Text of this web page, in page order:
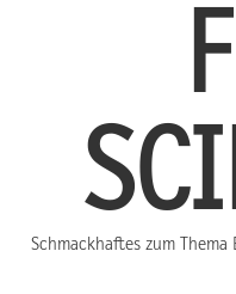
Schmackhaftes zum